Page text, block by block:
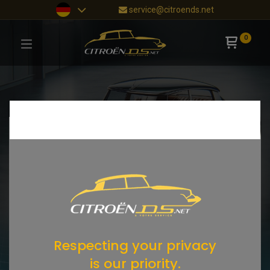
service@citroends.net
0
Respecting your privacy
is our priority.